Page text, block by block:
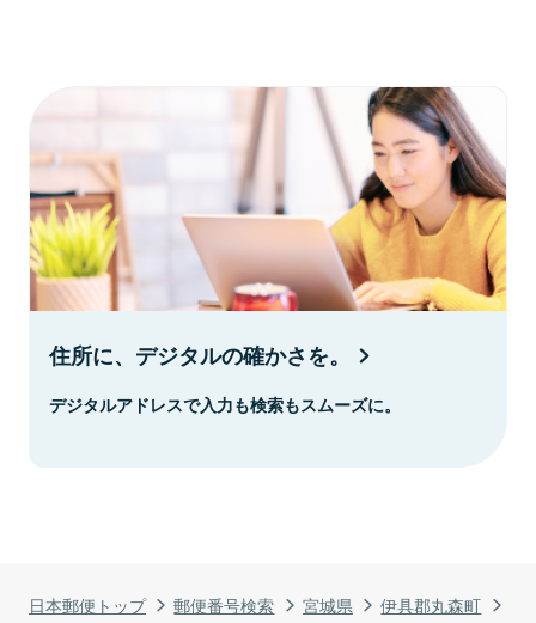
日本郵便トップ 郵便番号検索 宮城県
伊具郡丸森町
住所に、デジタルの確かさを。
デジタルアドレスで入力も検索もスムーズに。